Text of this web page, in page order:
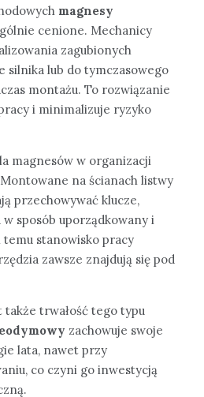
magnesy
cenione. Mechanicy
zagubionych
silnika lub do tymczasowego
montażu. To rozwiązanie
i minimalizuje ryzyko
magnesów w organizacji
na ścianach listwy
przechowywać klucze,
sposób uporządkowany i
temu stanowisko pracy
zawsze znajdują się pod
trwałość tego typu
zachowuje swoje
lata, nawet przy
co czyni go inwestycją